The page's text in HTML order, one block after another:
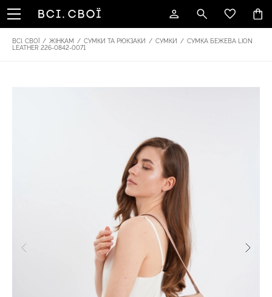
ВСІ. СВОЇ / ЖІНКАМ / СУМКИ ТА РЮКЗАКИ / СУМКИ / СУМКА БЕЖЕВА LION
LEATHER 226-0842-0071